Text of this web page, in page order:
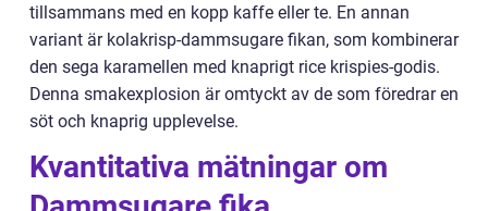
tillsammans med en kopp kaffe eller te. En annan
variant är kolakrisp-dammsugare fikan, som kombinerar
den sega karamellen med knaprigt rice krispies-godis.
Denna smakexplosion är omtyckt av de som föredrar en
söt och knaprig upplevelse.
Kvantitativa mätningar om